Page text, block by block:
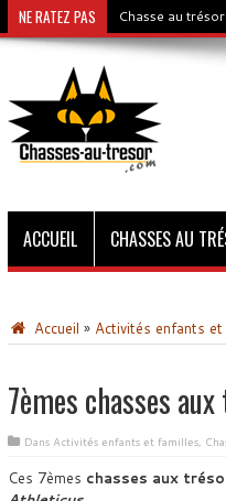
NE RATEZ PAS Chasse au
ACCUEIL CHASSES AU
Accueil » Activités enfants et
7èmes chasses
Dans Activités enfants et familles,
Ces 7èmes chasses aux